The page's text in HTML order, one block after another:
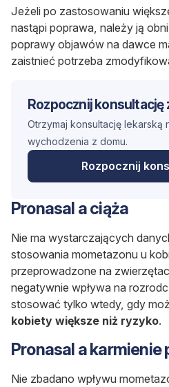
Jeżeli po zastosowaniu
nastąpi poprawa, należy ją
poprawy objawów na dawce
zaistnieć potrzeba
Rozpocznij konsultację
Otrzymaj konsultację lekarską
wychodzenia z domu.
Rozpocznij
Pronasal a ciąża
Nie ma wystarczających
stosowania mometazonu u
przeprowadzone na
negatywnie wpływa na
stosować tylko wtedy, gdy
kobiety większe niż ryzyko.
Pronasal a karmienie
Nie zbadano wpływu